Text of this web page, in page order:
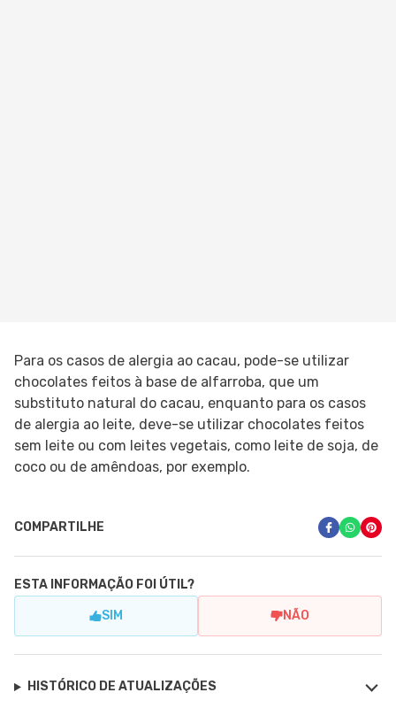
Para os casos de alergia ao cacau, pode-se utilizar
chocolates feitos à base de alfarroba, que um
substituto natural do cacau, enquanto para os casos
de alergia ao leite, deve-se utilizar chocolates feitos
sem leite ou com leites vegetais, como leite de soja, de
coco ou de amêndoas, por exemplo.
COMPARTILHE
ESTA INFORMAÇÃO FOI ÚTIL?
SIM NÃO
HISTÓRICO DE ATUALIZAÇÕES